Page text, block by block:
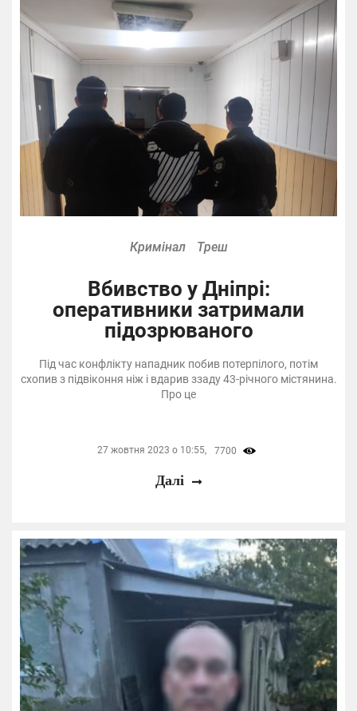
Кримінал Треш
Вбивство у Дніпрі:
оперативники затримали
підозрюваного
Під час конфлікту нападник побив потерпілого, потім
схопив з підвіконня ніж і вдарив ззаду 43-річного містянина.
Про це
27 жовтня 2023 о 10:55, 7700
Далі